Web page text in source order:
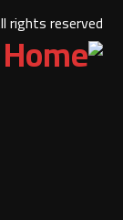
rights reserved